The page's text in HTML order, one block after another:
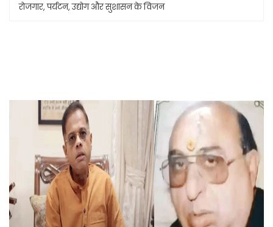
रोजगार, पर्यटन, उद्योग और सुशासन के विजन